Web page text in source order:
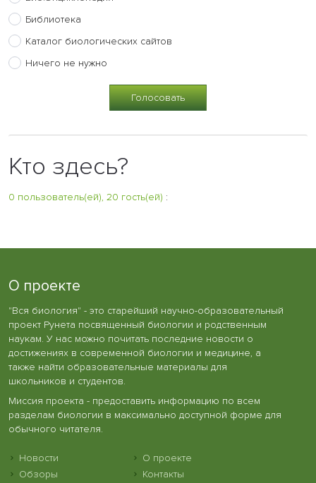
Библиотека
Каталог биологических сайтов
Ничего не нужно
Кто здесь?
0 пользователь(ей), 20 гость(ей) :
О проекте
"Вся биология" - это старейший научно-образовательный
проект Рунета посвященный биологии и родственным
наукам. У нас можно почитать последние новости о
достижениях в современной биологии и медицине, а
также найти образовательные материалы для
школьников и студентов.
Миссия проекта - предоставить информацию по всем
разделам биологии в максимально доступной форме для
обычного читателя.
Новости
Обзоры
О проекте
Контакты